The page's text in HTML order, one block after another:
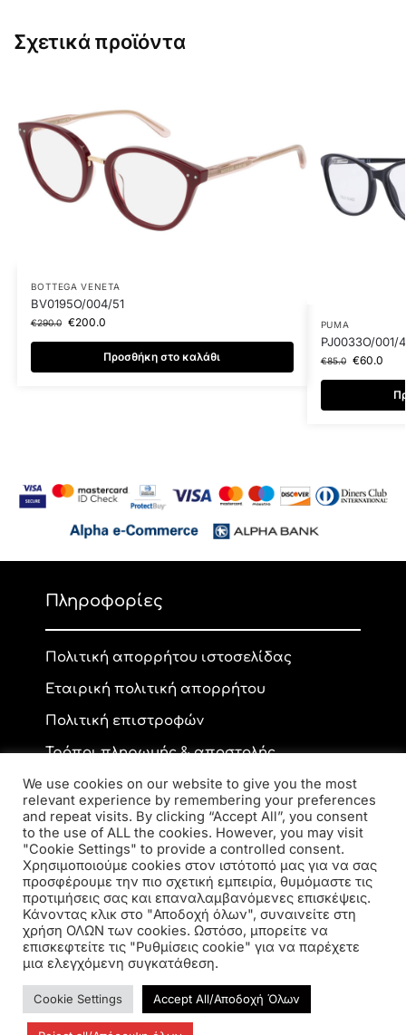
Σχετικά προϊόντα
BOTTEGA VENETA
BV0195O/004/51
€290.0 €200.0
Προσθήκη στο καλάθι
PUMA
PJ0033O/001/
€85.0 €60.0
Πληροφορίες
Πολιτική απορρήτου ιστοσελίδας
Εταιρική πολιτική απορρήτου
Πολιτική επιστροφών
Τρόποι πληρωμής & αποστολής
Επικοινωνία
Ανδρέα Παπανδρέου 59, ΤΚ 56334, Κορδελιό
2310 770 216
elsa.opto@yahoo.gr
We use cookies on our website to give you the most
relevant experience by remembering your preferences
and repeat visits. By clicking “Accept All”, you consent
to the use of ALL the cookies. However, you may visit
"Cookie Settings" to provide a controlled consent.
Χρησιμοποιούμε cookies στον ιστότοπό μας για να σας
προσφέρουμε την πιο σχετική εμπειρία, θυμόμαστε τις
προτιμήσεις σας και επαναλαμβανόμενες επισκέψεις.
Κάνοντας κλικ στο "Αποδοχή όλων", συναινείτε στη
χρήση ΟΛΩΝ των cookies. Ωστόσο, μπορείτε να
επισκεφτείτε τις "Ρυθμίσεις cookie" για να παρέχετε
μια ελεγχόμενη συγκατάθεση.
Cookie Settings Accept All/Αποδοχή Όλων